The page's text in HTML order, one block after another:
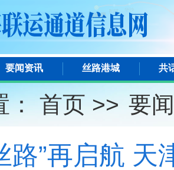
要闻资讯 丝路港城 共
：首页 >> 要
路”再启航